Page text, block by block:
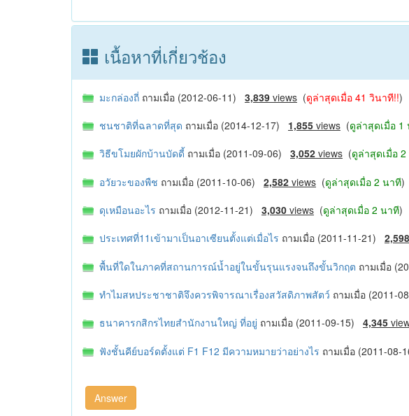
เนื้อหาที่เกี่ยวช้อง
มะกล่องถี่ ถามเมื่อ (2012-06-11) 3,839 views (ดูล่าสุดเมื่อ 41 วินาที!!)
ชนชาติที่ฉลาดที่สุด ถามเมื่อ (2014-12-17) 1,855 views (ดูล่าสุดเมื่อ 1
วิธีขโมยผักบ้านบัดดี้ ถามเมื่อ (2011-09-06) 3,052 views (ดูล่าสุดเมื่อ
อวัยวะของพืช ถามเมื่อ (2011-10-06) 2,582 views (ดูล่าสุดเมื่อ 2 นาที)
ดุเหมือนอะไร ถามเมื่อ (2012-11-21) 3,030 views (ดูล่าสุดเมื่อ 2 นาที)
ประเทศที่11เข้ามาเป็นอาเซียนตั้งแต่เมื่อไร ถามเมื่อ (2011-11-21) 2,598
พื้นที่ใดในภาคที่สถานการณ์น้ำอยู่ในขั้นรุนแรงจนถึงขั้นวิกฤต ถามเมื่อ
ทำไมสหประชาชาติจึงควรพิจารณาเรื่องสวัสดิภาพสัตว์ ถามเมื่อ (2011-
ธนาคารกสิกรไทยสํานักงานใหญ่ ที่อยู่ ถามเมื่อ (2011-09-15) 4,345
ฟังชั้นคีย์บอร์ดตั้งแต่ F1 F12 มีความหมายว่าอย่างไร ถามเมื่อ (2011-08-